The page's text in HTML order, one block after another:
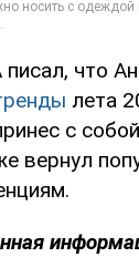
писал, что
лета
с
вернул